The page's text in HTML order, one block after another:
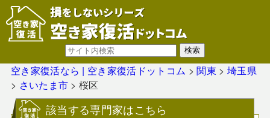
空き家復活なら | 空き家復活ドットコム >関東 > 埼玉県
> さいたま市 >桜区
該当する専門家はこちら